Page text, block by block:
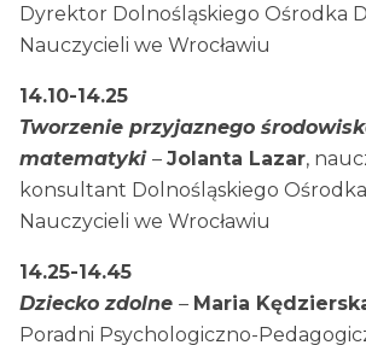
Dyrektor Dolnośląskiego Ośrodka
Nauczycieli we Wrocławiu
14.10-14.25
Tworzenie przyjaznego
matematyki – Jolanta Lazar,
konsultant Dolnośląskiego
Nauczycieli we Wrocławiu
14.25-14.45
Dziecko zdolne – Maria
Poradni Psychologiczno-